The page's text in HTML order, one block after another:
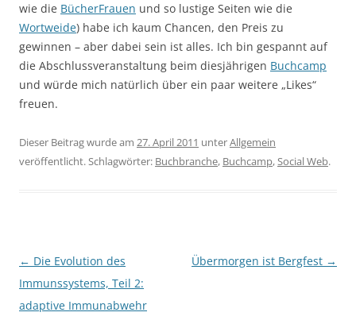
wie die BücherFrauen und so lustige Seiten wie die
Wortweide) habe ich kaum Chancen, den Preis zu
gewinnen – aber dabei sein ist alles. Ich bin gespannt auf
die Abschlussveranstaltung beim diesjährigen Buchcamp
und würde mich natürlich über ein paar weitere „Likes“
freuen.
Dieser Beitrag wurde am 27. April 2011 unterAllgemein
veröffentlicht. Schlagwörter: Buchbranche, Buchcamp,Social Web.
Beitragsnavigation
← Die Evolution des
Immunssystems, Teil 2:
adaptive Immunabwehr
Übermorgen ist Bergfest →